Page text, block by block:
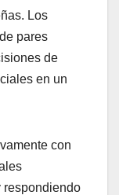
Los
pares
de
en un
con
respondiendo